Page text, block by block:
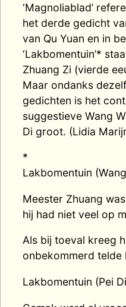
‘Magnoliablad’
het derde gedicht
van Qu Yuan en in
‘Lakbomentuin’*
Zhuang Zi (vierde
Maar ondanks
gedichten is het
suggestieve Wang
Di groot. (Lidia
*
Lakbomentuin
Meester Zhuang
hij had niet veel op
Als bij toeval kreeg
onbekommerd telde
Lakbomentuin (Pei